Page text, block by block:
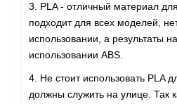
3. PLA - отличный материал
подходит для всех моделей,
использовании, а результаты
использовании ABS.
4. Не стоит использовать PLA
должны служить на улице. Так